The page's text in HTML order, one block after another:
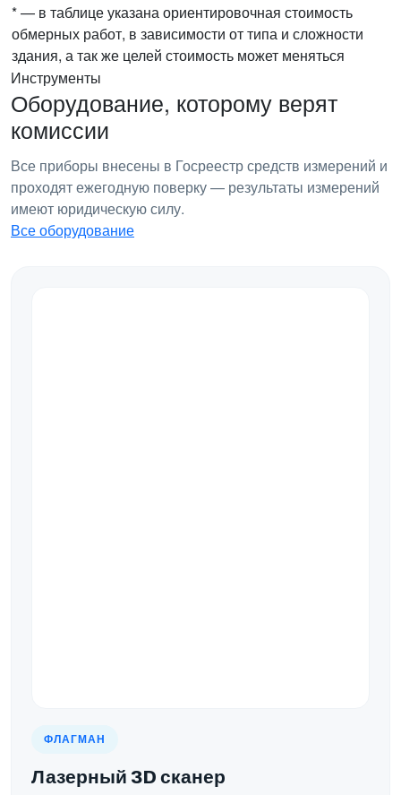
* — в таблице указана ориентировочная стоимость
обмерных работ, в зависимости от типа и сложности
здания, а так же целей стоимость может меняться
Инструменты
Оборудование, которому верят
комиссии
Все приборы внесены в Госреестр средств измерений и
проходят ежегодную поверку — результаты измерений
имеют юридическую силу.
Все оборудование
ФЛАГМАН
Лазерный 3D сканер